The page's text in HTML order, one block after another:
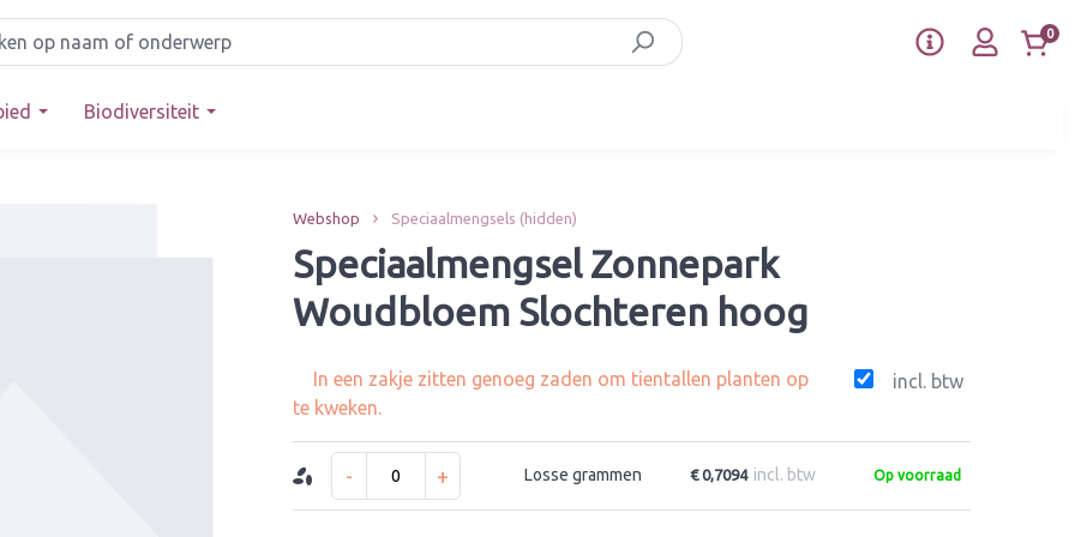
0
Biodiversiteit
Webshop Speciaalmengsels (hidden)
Speciaalmengsel Zonnepark
Woudbloem Slochteren hoog
In een zakje zitten genoeg zaden om tientallen planten op
te kweken.
incl. btw
- + Losse grammen € 0,7094 incl. btw Op voorraad